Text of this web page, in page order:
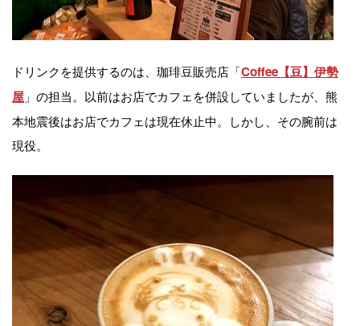
ドリンクを提供するのは、珈琲豆販売店「Coffee【豆】伊勢
屋 」の担当。以前はお店でカフェを併設していましたが、熊
本地震後はお店でカフェは現在休止中。しかし、その腕前は
現役。